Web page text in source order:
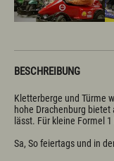
Viehscheid / Alpen
Natur & Landschaft
Ortsvorstellung &
Service & Kontakt
Anreise & ÖPNV
BESCHREIBUNG
Kletterberge und Türme
hohe Drachenburg
lässt. Für kleine Formel
Sa, So feiertags und in